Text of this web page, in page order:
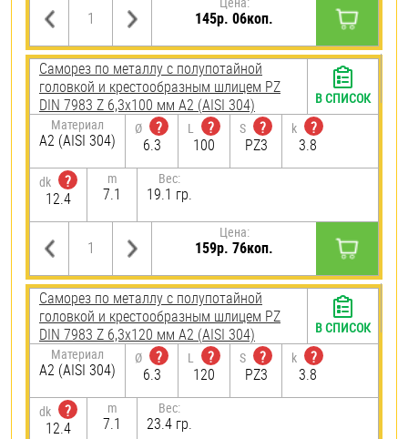
145р. 06коп.
Саморез по металлу с полупотайной
головкой и крестообразным шлицем PZ
DIN 7983 Z 6,3х100 мм А2 (AISI 304)
Материал
А2 (AISI 304)
Ø
?
6.3
L
?
100
S
?
PZ3
k
?
3.8
dk
?
12.4
m
7.1
Вес:
19.1 гр.
Цена:
159р. 76коп.
В СПИСОК
Саморез по металлу с полупотайной
головкой и крестообразным шлицем PZ
DIN 7983 Z 6,3х120 мм А2 (AISI 304)
Материал
А2 (AISI 304)
Ø
?
6.3
L
?
120
S
?
PZ3
k
?
3.8
dk
?
12.4
m
7.1
Вес:
23.4 гр.
В СПИСОК